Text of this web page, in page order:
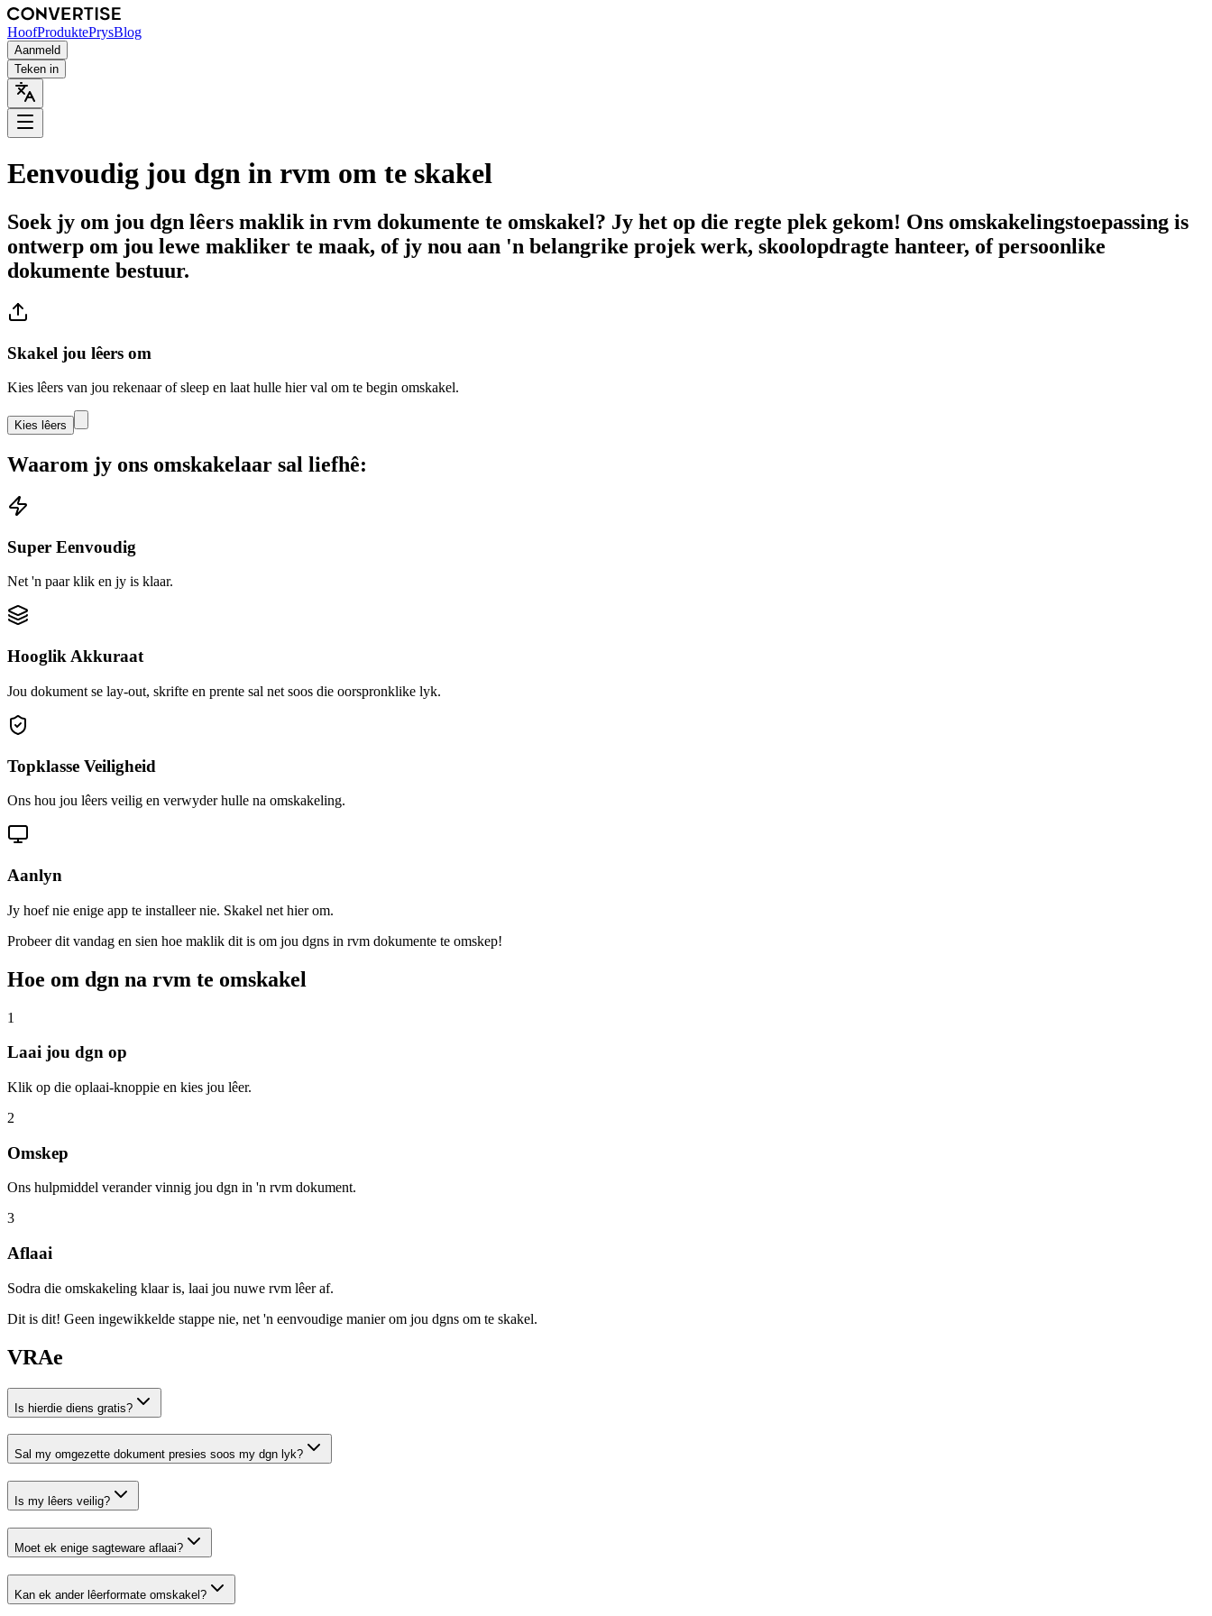
HoofProduktePrysBlog
Aanmeld
Teken in
Eenvoudig jou dgn in rvm om te skakel
Soek jy om jou dgn lêers maklik in rvm dokumente te omskakel? Jy het op die regte plek gekom! Ons omskakelingstoepassing is
ontwerp om jou lewe makliker te maak, of jy nou aan 'n belangrike projek werk, skoolopdragte hanteer, of persoonlike
dokumente bestuur.
Skakel jou lêers om
Kies lêers van jou rekenaar of sleep en laat hulle hier val om te begin omskakel.
Kies lêers
Waarom jy ons omskakelaar sal liefhê:
Super Eenvoudig
Net 'n paar klik en jy is klaar.
Hooglik Akkuraat
Jou dokument se lay-out, skrifte en prente sal net soos die oorspronklike lyk.
Topklasse Veiligheid
Ons hou jou lêers veilig en verwyder hulle na omskakeling.
Aanlyn
Jy hoef nie enige app te installeer nie. Skakel net hier om.
Probeer dit vandag en sien hoe maklik dit is om jou dgns in rvm dokumente te omskep!
Hoe om dgn na rvm te omskakel
1
Laai jou dgn op
Klik op die oplaai-knoppie en kies jou lêer.
2
Omskep
Ons hulpmiddel verander vinnig jou dgn in 'n rvm dokument.
3
Aflaai
Sodra die omskakeling klaar is, laai jou nuwe rvm lêer af.
Dit is dit! Geen ingewikkelde stappe nie, net 'n eenvoudige manier om jou dgns om te skakel.
VRAe
Is hierdie diens gratis?
Sal my omgezette dokument presies soos my dgn lyk?
Is my lêers veilig?
Moet ek enige sagteware aflaai?
Kan ek ander lêerformate omskakel?